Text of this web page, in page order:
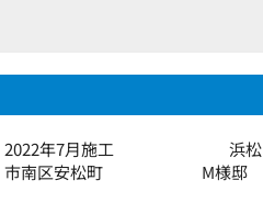
2022年7月施工 浜松
市南区安松町 M様邸